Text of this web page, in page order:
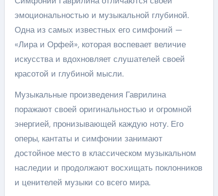
эмоциональностью и музыкальной глубиной.
Одна из самых известных его симфоний —
«Лира и Орфей», которая воспевает величие
искусства и вдохновляет слушателей своей
красотой и глубиной мысли.
Музыкальные произведения Гаврилина
поражают своей оригинальностью и огромной
энергией, пронизывающей каждую ноту. Его
оперы, кантаты и симфонии занимают
достойное место в классическом музыкальном
наследии и продолжают восхищать поклонников
и ценителей музыки со всего мира.